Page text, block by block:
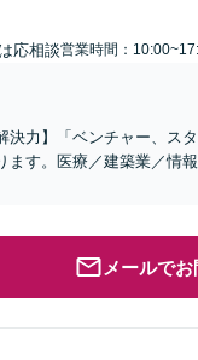
応相談営業時間：
力】「ベンチャー、ス
す。医療／建築業／情
メールで